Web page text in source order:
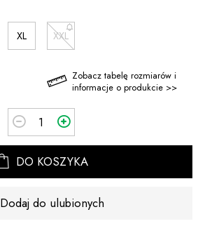
XL XXL
Zobacz tabelę rozmiarów i
informacje o produkcie >>
DO KOSZYKA
Dodaj do ulubionych